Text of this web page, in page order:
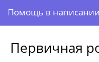
Помощь в
Первичная